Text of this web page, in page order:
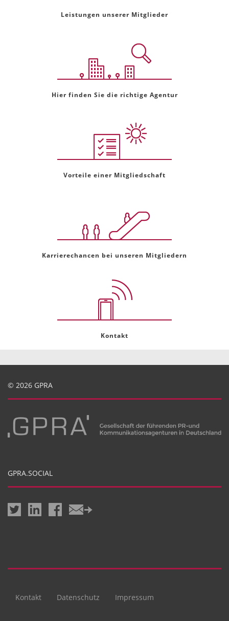
Leistungen unserer Mitglieder
Hier finden Sie die richtige Agentur
Vorteile einer Mitgliedschaft
Karrierechancen bei unseren Mitgliedern
Kontakt
© 2026 GPRA
GPRA.SOCIAL
Kontakt Datenschutz Impressum